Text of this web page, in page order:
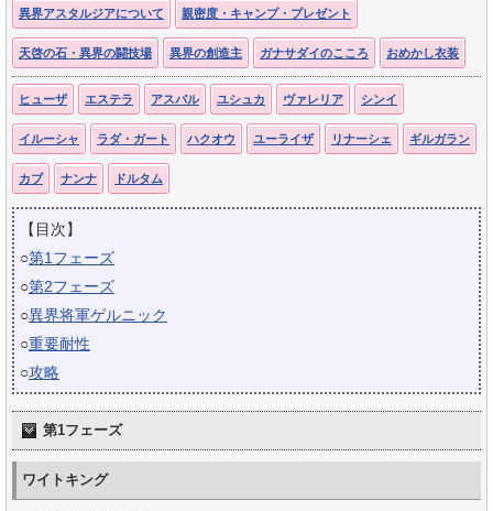
異界アスタルジアについて 親密度・キャンプ・プレゼント
天啓の石・異界の闘技場 異界の創造主 ガナサダイのこころ おめかし衣装
ヒューザ エステラ アスバル ユシュカ ヴァレリア シンイ
イルーシャ ラダ・ガート ハクオウ ユーライザ リナーシェ ギルガラン
カブ ナンナ ドルタム
【目次】
○第1フェーズ
○第2フェーズ
○異界将軍ゲルニック
○重要耐性
○攻略
第1フェーズ
ワイトキング